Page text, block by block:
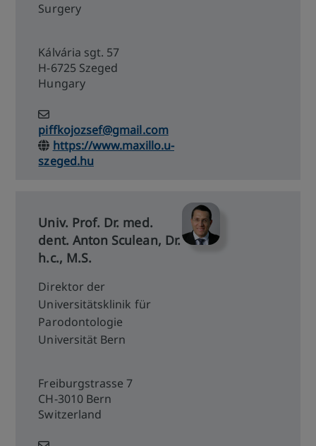
Surgery
Kálvária sgt. 57
H-6725 Szeged
Hungary
piffkojozsef@gmail.com
https://www.maxillo.u-
szeged.hu
Univ. Prof. Dr. med.
dent. Anton Sculean, Dr.
h.c., M.S.
Direktor der
Universitätsklinik für
Parodontologie
Universität Bern
Freiburgstrasse 7
CH-3010 Bern
Switzerland